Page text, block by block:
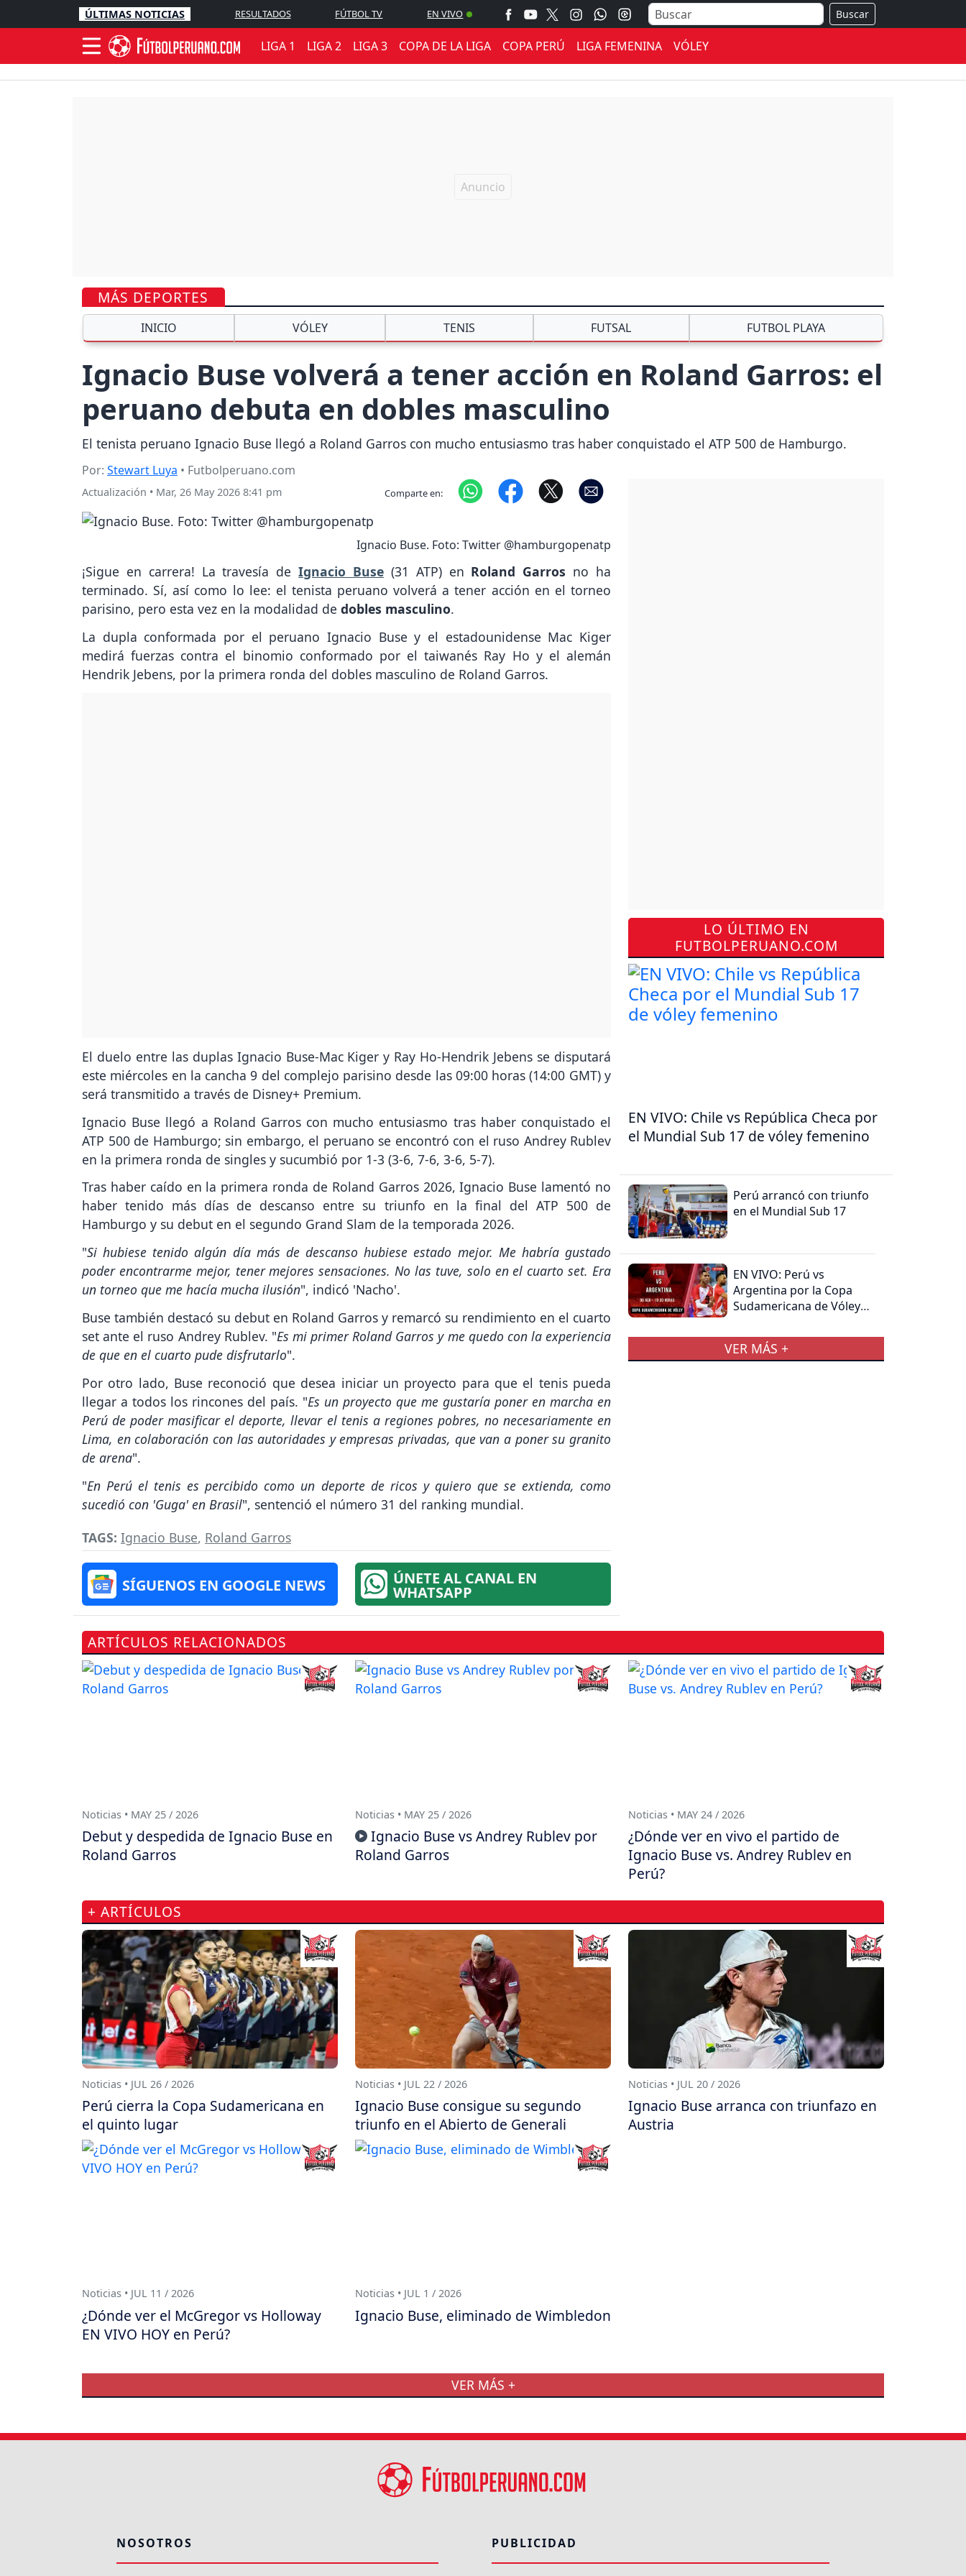
ÚLTIMAS NOTICIAS RESULTADOS FÚTBOL TV EN VIVO Buscar
LIGA 1 LIGA 2 LIGA 3 COPA DE LA LIGA COPA PERÚ LIGA FEMENINA VÓLEY
MÁS DEPORTES
INICIO VÓLEY TENIS FUTSAL FUTBOL PLAYA
Ignacio Buse volverá a tener acción en Roland Garros: el
peruano debuta en dobles masculino
El tenista peruano Ignacio Buse llegó a Roland Garros con mucho entusiasmo tras haber conquistado el ATP 500 de Hamburgo.
Por: Stewart Luya • Futbolperuano.com
Actualización • Mar, 26 May 2026 8:41 pm Comparte en:
Ignacio Buse. Foto: Twitter @hamburgopenatp
¡Sigue en carrera! La travesía deIgnacio Buse (31 ATP) en Roland Garros no ha
terminado. Sí, así como lo lee: el tenista peruano volverá a tener acción en el torneo
parisino, pero esta vez en la modalidad de dobles masculino.
La dupla conformada por el peruano Ignacio Buse y el estadounidense Mac Kiger
medirá fuerzas contra el binomio conformado por el taiwanés Ray Ho y el alemán
Hendrik Jebens, por la primera ronda del dobles masculino de Roland Garros.
El duelo entre las duplas Ignacio Buse-Mac Kiger y Ray Ho-Hendrik Jebens se disputará
este miércoles en la cancha 9 del complejo parisino desde las 09:00 horas (14:00 GMT) y
será transmitido a través de Disney+ Premium.
Ignacio Buse llegó a Roland Garros con mucho entusiasmo tras haber conquistado el
ATP 500 de Hamburgo; sin embargo, el peruano se encontró con el ruso Andrey Rublev
en la primera ronda de singles y sucumbió por 1-3 (3-6, 7-6, 3-6, 5-7).
Tras haber caído en la primera ronda de Roland Garros 2026, Ignacio Buse lamentó no
haber tenido más días de descanso entre su triunfo en la final del ATP 500 de
Hamburgo y su debut en el segundo Grand Slam de la temporada 2026.
"Si hubiese tenido algún día más de descanso hubiese estado mejor. Me habría gustado
poder encontrarme mejor, tener mejores sensaciones. No las tuve, solo en el cuarto set. Era
un torneo que me hacía mucha ilusión", indicó 'Nacho'.
Buse también destacó su debut en Roland Garros y remarcó su rendimiento en el cuarto
set ante el ruso Andrey Rublev. "Es mi primer Roland Garros y me quedo con la experiencia
de que en el cuarto pude disfrutarlo".
Por otro lado, Buse reconoció que desea iniciar un proyecto para que el tenis pueda
llegar a todos los rincones del país. "Es un proyecto que me gustaría poner en marcha en
Perú de poder masificar el deporte, llevar el tenis a regiones pobres, no necesariamente en
Lima, en colaboración con las autoridades y empresas privadas, que van a poner su granito
de arena".
"En Perú el tenis es percibido como un deporte de ricos y quiero que se extienda, como
sucedió con 'Guga' en Brasil", sentenció el número 31 del ranking mundial.
TAGS: Ignacio Buse, Roland Garros
SÍGUENOS EN GOOGLE NEWS ÚNETE AL CANAL EN
WHATSAPP
LO ÚLTIMO EN
FUTBOLPERUANO.COM
EN VIVO: Chile vs República Checa por
el Mundial Sub 17 de vóley femenino
Perú arrancó con triunfo
en el Mundial Sub 17
EN VIVO: Perú vs
Argentina por la Copa
Sudamericana de Vóley
VER MÁS +
ARTÍCULOS RELACIONADOS
Noticias • MAY 25 / 2026
Debut y despedida de Ignacio Buse en
Roland Garros
Noticias • MAY 25 / 2026
Ignacio Buse vs Andrey Rublev por
Roland Garros
Noticias • MAY 24 / 2026
¿Dónde ver en vivo el partido de
Ignacio Buse vs. Andrey Rublev en
Perú?
+ ARTÍCULOS
Noticias • JUL 26 / 2026
Perú cierra la Copa Sudamericana en
el quinto lugar
Noticias • JUL 22 / 2026
Ignacio Buse consigue su segundo
triunfo en el Abierto de Generali
Noticias • JUL 20 / 2026
Ignacio Buse arranca con triunfazo en
Austria
Noticias • JUL 11 / 2026
¿Dónde ver el McGregor vs Holloway
EN VIVO HOY en Perú?
Noticias • JUL 1 / 2026
Ignacio Buse, eliminado de Wimbledon
VER MÁS +
NOSOTROS PUBLICIDAD